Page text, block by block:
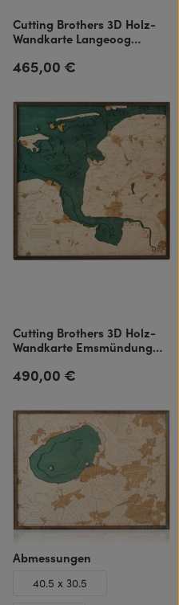
Cutting Brothers 3D Holz-
Wandkarte Langeoog
Regulärer Preis:
465,00 €
Cutting Brothers 3D Holz-
Wandkarte Emsmündung
Regulärer Preis:
490,00 €
Abmessungen
40.5 x 30.5